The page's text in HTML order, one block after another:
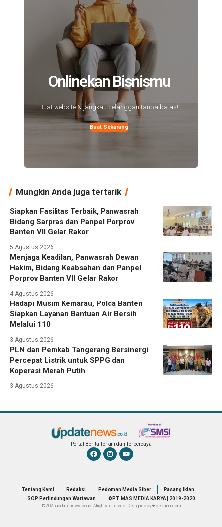
Onlinekan Bisnismu
Buat website & jangkau pelanggan tanpa batas!
Buat Sekarang
Mungkin Anda juga tertarik
Siapkan Fasilitas Terbaik, Panwasrah
Bidang Sarpras dan Panpel Porprov
Banten VII Gelar Rakor
5 Agustus 2026
Menjaga Keadilan, Panwasrah Dewan
Hakim, Bidang Keabsahan dan Panpel
Porprov Banten VII Gelar Rakor
4 Agustus 2026
Hadapi Musim Kemarau, Polda Banten
Siapkan Layanan Bantuan Air Bersih
Melalui 110
3 Agustus 2026
PLN dan Pemkab Tangerang Bersinergi
Percepat Listrik untuk SPPG dan
Koperasi Merah Putih
3 Agustus 2026
Portal Berita Terkini dan Terpercaya
Tentang Kami Redaksi Pedoman Media Siber
Pasang Iklan
SOP Perlindungan Wartawan
©PT. MAS MEDIA KARYA | 2019-2020
© 2025 updatenews.co.id. All rights reserved. Designed by ❤ dezainin.com